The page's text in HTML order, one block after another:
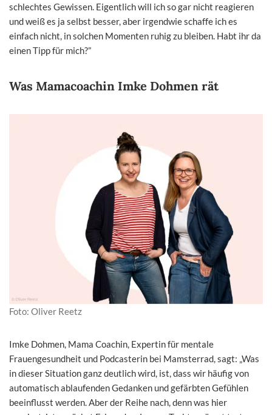
schlechtes Gewissen. Eigentlich will ich so gar nicht reagieren
und weiß es ja selbst besser, aber irgendwie schaffe ich es
einfach nicht, in solchen Momenten ruhig zu bleiben. Habt ihr da
einen Tipp für mich?”
Was Mamacoachin Imke Dohmen rät
Foto: Oliver Reetz
Imke Dohmen, Mama Coachin, Expertin für mentale
Frauengesundheit und Podcasterin bei Mamsterrad, sagt: „Was
in dieser Situation ganz deutlich wird, ist, dass wir häufig von
automatisch ablaufenden Gedanken und gefärbten Gefühlen
beeinflusst werden. Aber der Reihe nach, denn was hier